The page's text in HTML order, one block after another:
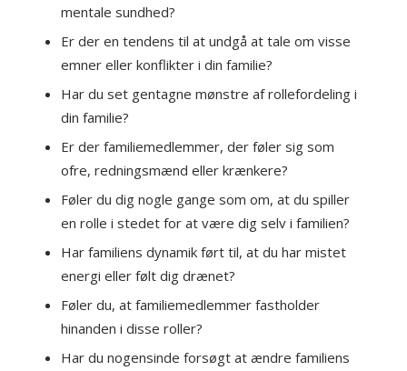
mentale sundhed?
Er der en tendens til at undgå at tale om visse
emner eller konflikter i din familie?
Har du set gentagne mønstre af rollefordeling i
din familie?
Er der familiemedlemmer, der føler sig som
ofre, redningsmænd eller krænkere?
Føler du dig nogle gange som om, at du spiller
en rolle i stedet for at være dig selv i familien?
Har familiens dynamik ført til, at du har mistet
energi eller følt dig drænet?
Føler du, at familiemedlemmer fastholder
hinanden i disse roller?
Har du nogensinde forsøgt at ændre familiens